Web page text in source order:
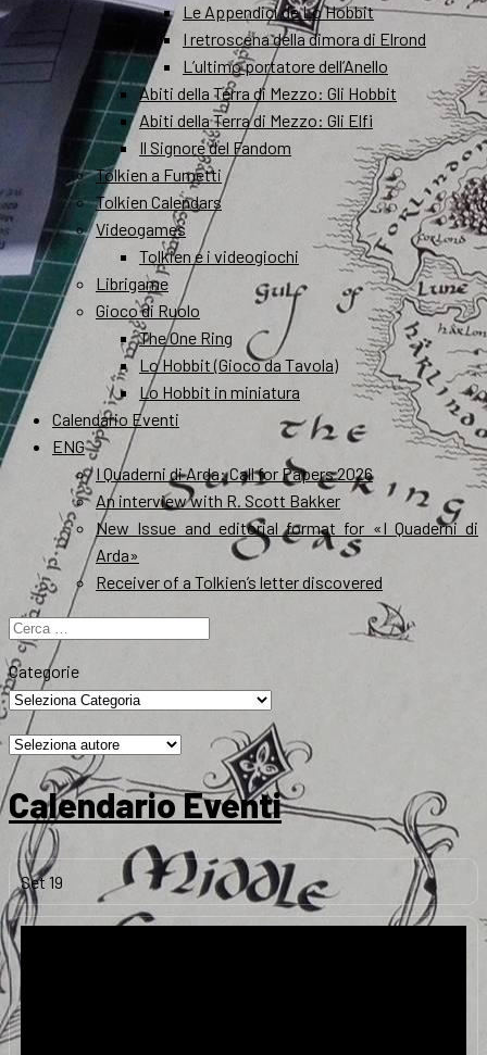
Le Appendici de Lo Hobbit
I retroscena della dimora di Elrond
L’ultimo portatore dell’Anello
Abiti della Terra di Mezzo: Gli Hobbit
Abiti della Terra di Mezzo: Gli Elfi
Il Signore del Fandom
Tolkien a Fumetti
Tolkien Calendars
Videogames
Tolkien e i videogiochi
Librigame
Gioco di Ruolo
The One Ring
Lo Hobbit (Gioco da Tavola)
Lo Hobbit in miniatura
Calendario Eventi
ENG
I Quaderni di Arda: Call for Papers 2026
An interview with R. Scott Bakker
New Issue and editorial format for «I Quaderni di
Arda»
Receiver of a Tolkien’s letter discovered
Ricerca
per:
Categorie
Calendario Eventi
Set19